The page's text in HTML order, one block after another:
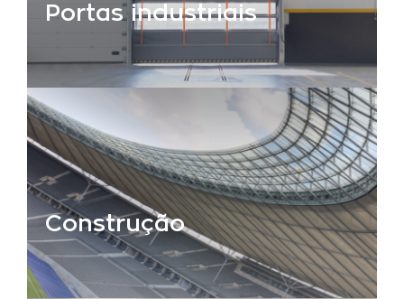
Portas industriais
Construção